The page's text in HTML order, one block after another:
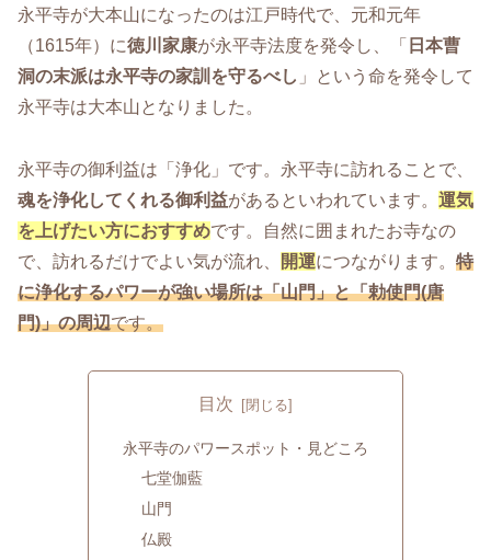
永平寺が大本山になったのは江戸時代で、元和元年
（1615年）に徳川家康が永平寺法度を発令し、「 日本曹
洞の末派は永平寺の家訓を守るべし 」という命を発令して
永平寺は大本山となりました。
永平寺の御利益は「浄化」です。永平寺に訪れることで、
魂を浄化してくれる御利益があるといわれています。 運気
を上げたい方におすすめです。自然に囲まれたお寺なの
で、訪れるだけでよい気が流れ、
開運につながります。 特
に浄化するパワーが強い場所は「山門」と「勅使門(唐
門)」の周辺です。
目次
永平寺のパワースポット・見どころ
七堂伽藍
山門
仏殿